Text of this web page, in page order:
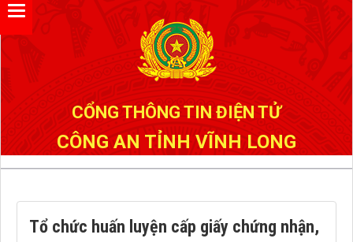
CỔNG THÔNG TIN ĐIỆN TỬ
CÔNG AN TỈNH VĨNH LONG
Tổ chức huấn luyện cấp giấy chứng nhận,